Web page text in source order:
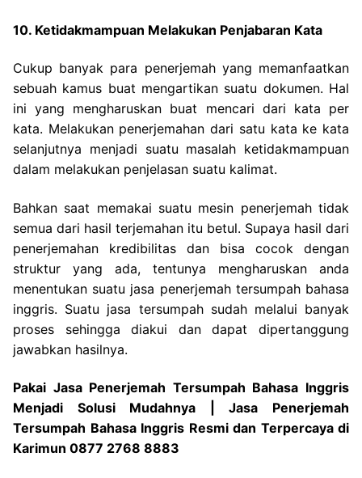
10. Ketidakmampuan Melakukan Penjabaran Kata
Cukup banyak para penerjemah yang memanfaatkan
sebuah kamus buat mengartikan suatu dokumen. Hal
ini yang mengharuskan buat mencari dari kata per
kata. Melakukan penerjemahan dari satu kata ke kata
selanjutnya menjadi suatu masalah ketidakmampuan
dalam melakukan penjelasan suatu kalimat.
Bahkan saat memakai suatu mesin penerjemah tidak
semua dari hasil terjemahan itu betul. Supaya hasil dari
penerjemahan kredibilitas dan bisa cocok dengan
struktur yang ada, tentunya mengharuskan anda
menentukan suatu jasa penerjemah tersumpah bahasa
inggris. Suatu jasa tersumpah sudah melalui banyak
proses sehingga diakui dan dapat dipertanggung
jawabkan hasilnya.
Pakai Jasa Penerjemah Tersumpah Bahasa Inggris
Menjadi Solusi Mudahnya | Jasa Penerjemah
Tersumpah Bahasa Inggris Resmi dan Terpercaya di
Karimun 0877 2768 8883